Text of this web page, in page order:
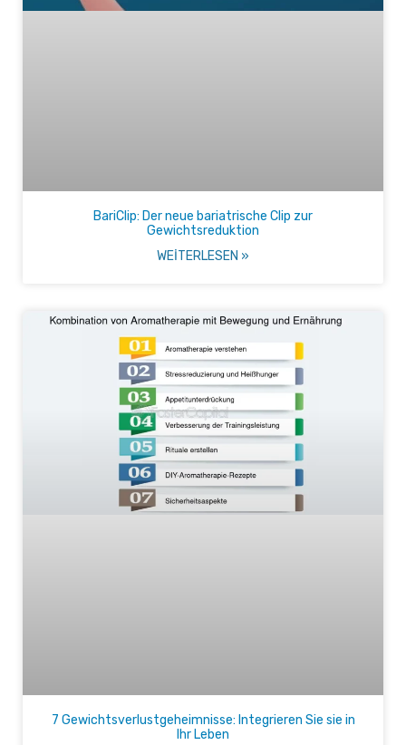
BariClip: Der neue bariatrische Clip zur
Gewichtsreduktion
WEITERLESEN »
7 Gewichtsverlustgeheimnisse: Integrieren Sie sie in
Ihr Leben